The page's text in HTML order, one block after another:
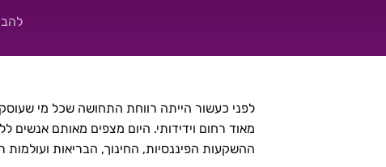
להב
לפני כעשור הייתה רווחת התחושה שכל מי שעוסק
מאוד רחום וידידותי. היום מצפים מאותם אנשים
ההשקעות הפיננסיות, החינוך, הבריאות ועולמות